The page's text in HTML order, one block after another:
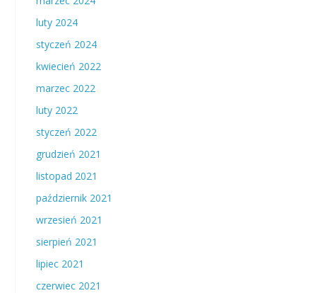
luty 2024
styczeń 2024
kwiecień 2022
marzec 2022
luty 2022
styczeń 2022
grudzień 2021
listopad 2021
październik 2021
wrzesień 2021
sierpień 2021
lipiec 2021
czerwiec 2021